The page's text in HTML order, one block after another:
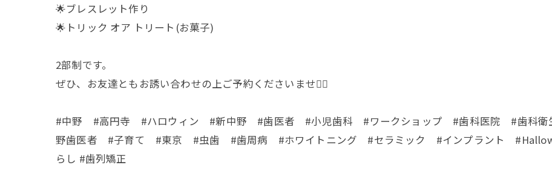
🌟ブレスレット作り
🌟トリック オア トリート(お菓子)
2部制です。
ぜひ、お友達ともお誘い合わせの上ご予約くださいませ👩‍⚕️
#中野 #高円寺 #ハロウィン #新中野 #歯医者 #小児歯科 #ワークショップ #歯科医院 #歯科
野歯医者 #子育て #東京 #虫歯 #歯周病 #ホワイトニング #セラミック #インプラント
らし #歯列矯正